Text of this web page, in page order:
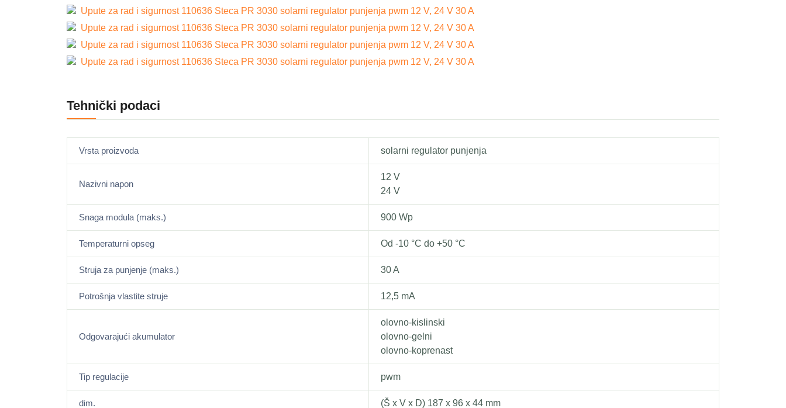
Upute za rad i sigurnost 110636 Steca PR 3030 solarni regulator punjenja pwm 12 V, 24 V 30 A
Upute za rad i sigurnost 110636 Steca PR 3030 solarni regulator punjenja pwm 12 V, 24 V 30 A
Upute za rad i sigurnost 110636 Steca PR 3030 solarni regulator punjenja pwm 12 V, 24 V 30 A
Upute za rad i sigurnost 110636 Steca PR 3030 solarni regulator punjenja pwm 12 V, 24 V 30 A
Tehnički podaci
Vrsta proizvoda solarni regulator punjenja
Nazivni napon
12 V
24 V
Snaga modula (maks.) 900 Wp
Temperaturni opseg Od -10 °C do +50 °C
Struja za punjenje (maks.) 30 A
Potrošnja vlastite struje 12,5 mA
Odgovarajući akumulator
olovno-kislinski
olovno-gelni
olovno-koprenast
Tip regulacije pwm
dim. (Š x V x D) 187 x 96 x 44 mm